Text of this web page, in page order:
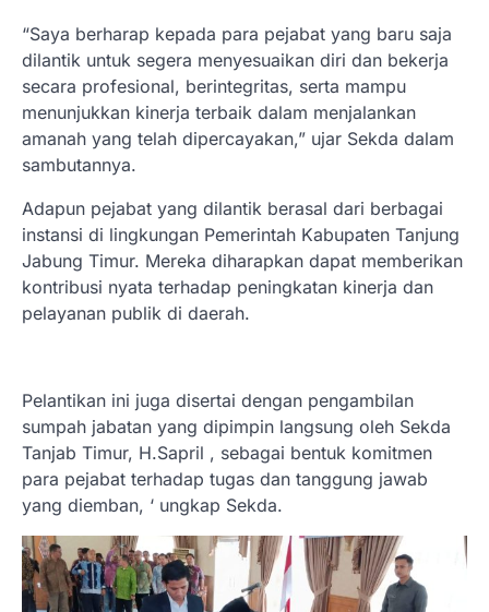
“Saya berharap kepada para pejabat yang baru saja
dilantik untuk segera menyesuaikan diri dan bekerja
secara profesional, berintegritas, serta mampu
menunjukkan kinerja terbaik dalam menjalankan
amanah yang telah dipercayakan,” ujar Sekda dalam
sambutannya.
Adapun pejabat yang dilantik berasal dari berbagai
instansi di lingkungan Pemerintah Kabupaten Tanjung
Jabung Timur. Mereka diharapkan dapat memberikan
kontribusi nyata terhadap peningkatan kinerja dan
pelayanan publik di daerah.
Pelantikan ini juga disertai dengan pengambilan
sumpah jabatan yang dipimpin langsung oleh Sekda
Tanjab Timur, H.Sapril , sebagai bentuk komitmen
para pejabat terhadap tugas dan tanggung jawab
yang diemban, ‘ ungkap Sekda.